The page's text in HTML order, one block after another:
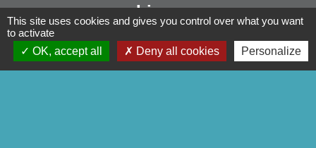
Liens
Pontivy Communauté
Conseil départemental
This site uses cookies and gives you control over what you want
to activate
OK, accept all
Deny all cookies Personalize